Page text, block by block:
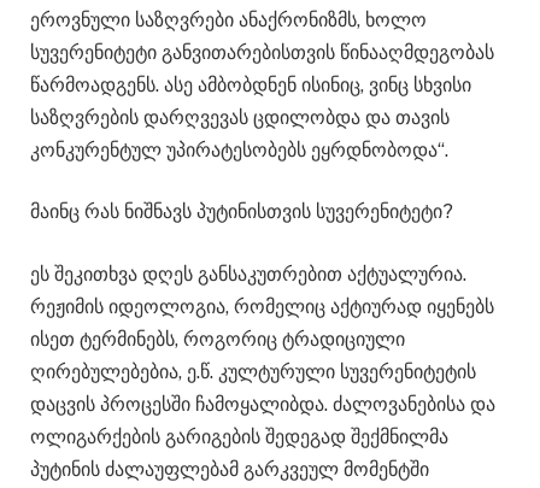
ეროვნული საზღვრები ანაქრონიზმს, ხოლო
სუვერენიტეტი განვითარებისთვის წინააღმდეგობას
წარმოადგენს. ასე ამბობდნენ ისინიც, ვინც სხვისი
საზღვრების დარღვევას ცდილობდა და თავის
კონკურენტულ უპირატესობებს ეყრდნობოდა“.
მაინც რას ნიშნავს პუტინისთვის სუვერენიტეტი?
ეს შეკითხვა დღეს განსაკუთრებით აქტუალურია.
რეჟიმის იდეოლოგია, რომელიც აქტიურად იყენებს
ისეთ ტერმინებს, როგორიც ტრადიციული
ღირებულებებია, ე.წ. კულტურული სუვერენიტეტის
დაცვის პროცესში ჩამოყალიბდა. ძალოვანებისა და
ოლიგარქების გარიგების შედეგად შექმნილმა
პუტინის ძალაუფლებამ გარკვეულ მომენტში